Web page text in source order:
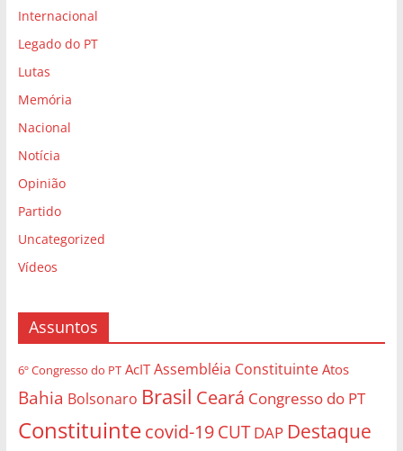
Internacional
Legado do PT
Lutas
Memória
Nacional
Notícia
Opinião
Partido
Uncategorized
Vídeos
Assuntos
6º Congresso do PT AcIT Assembléia Constituinte Atos
Bahia Bolsonaro Brasil Ceará Congresso do PT
Constituintecovid-19CUT DAP Destaque